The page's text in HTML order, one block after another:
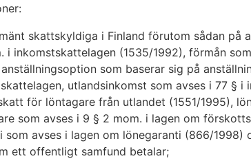
skattskyldiga i Finland förutom sådan på
i inkomstskattelagen (1535/1992), förmån
som baserar sig på
utlandsinkomst som avses i 77 § i
för löntagare från utlandet (1551/1995),
som avses i 9 § 2 mom. i lagen om
som avses i lagen om lönegaranti (866/1998)
ett offentligt samfund betalar;